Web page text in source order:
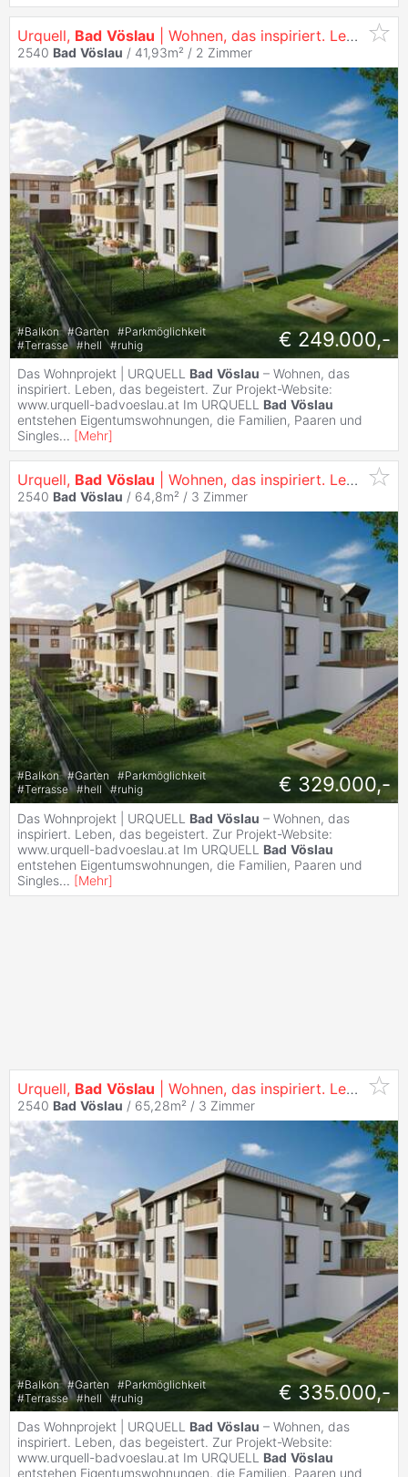
Urquell, Bad Vöslau | Wohnen, das inspiriert. Leben, das begeistert.
2540 Bad Vöslau / 41,93m² / 2 Zimmer
#Balkon #Garten #Parkmöglichkeit
#Terrasse #hell #ruhig € 249.000,-
Das Wohnprojekt | URQUELL Bad Vöslau – Wohnen, das
inspiriert. Leben, das begeistert. Zur Projekt-Website:
www.urquell-badvoeslau.at Im URQUELL Bad Vöslau
entstehen Eigentumswohnungen, die Familien, Paaren und
Singles... [Mehr]
Urquell, Bad Vöslau | Wohnen, das inspiriert. Leben, das begeistert.
2540 Bad Vöslau / 64,8m² / 3 Zimmer
#Balkon #Garten #Parkmöglichkeit
#Terrasse #hell #ruhig € 329.000,-
Das Wohnprojekt | URQUELL Bad Vöslau – Wohnen, das
inspiriert. Leben, das begeistert. Zur Projekt-Website:
www.urquell-badvoeslau.at Im URQUELL Bad Vöslau
entstehen Eigentumswohnungen, die Familien, Paaren und
Singles... [Mehr]
Urquell, Bad Vöslau | Wohnen, das inspiriert. Leben, das begeistert.
2540 Bad Vöslau / 65,28m² / 3 Zimmer
#Balkon #Garten #Parkmöglichkeit
#Terrasse #hell #ruhig € 335.000,-
Das Wohnprojekt | URQUELL Bad Vöslau – Wohnen, das
inspiriert. Leben, das begeistert. Zur Projekt-Website:
www.urquell-badvoeslau.at Im URQUELL Bad Vöslau
entstehen Eigentumswohnungen, die Familien, Paaren und